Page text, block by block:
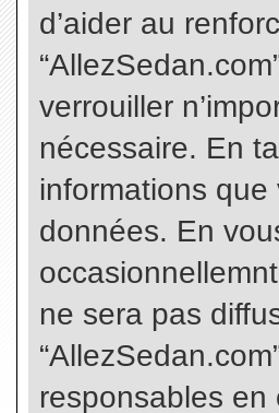
d’aider au
verrouiller
nécessaire. En
informations
données. En
ne sera pas
responsables